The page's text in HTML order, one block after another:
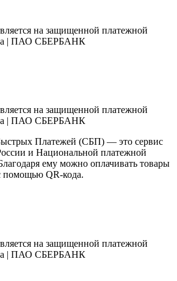
на защищенной платежной
| ПАО СБЕРБАНК
на защищенной платежной
| ПАО СБЕРБАНК
Платежей (СБП) — это сервис
и Национальной платежной
ему можно оплачивать товары
помощью QR-кода.
на защищенной платежной
| ПАО СБЕРБАНК